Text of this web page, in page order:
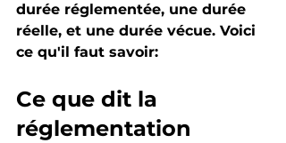
durée réglementée, une durée
réelle, et une durée vécue. Voici
ce qu'il faut savoir:
Ce que dit la
réglementation